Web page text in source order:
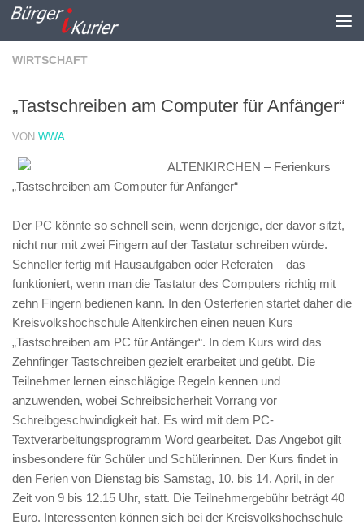
Zum Inhalt springen
WIRTSCHAFT
„Tastschreiben am Computer für Anfänger“
VON WWA
ALTENKIRCHEN – Ferienkurs
„Tastschreiben am Computer für Anfänger“ –
Der PC könnte so schnell sein, wenn derjenige, der davor sitzt,
nicht nur mit zwei Fingern auf der Tastatur schreiben würde.
Schneller fertig mit Hausaufgaben oder Referaten – das
funktioniert, wenn man die Tastatur des Computers richtig mit
zehn Fingern bedienen kann. In den Osterferien startet daher die
Kreisvolkshochschule Altenkirchen einen neuen Kurs
„Tastschreiben am PC für Anfänger“. In dem Kurs wird das
Zehnfinger Tastschreiben gezielt erarbeitet und geübt. Die
Teilnehmer lernen einschlägige Regeln kennen und
anzuwenden, wobei Schreibsicherheit Vorrang vor
Schreibgeschwindigkeit hat. Es wird mit dem PC-
Textverarbeitungsprogramm Word gearbeitet. Das Angebot gilt
insbesondere für Schüler und Schülerinnen. Der Kurs findet in
den Ferien von Dienstag bis Samstag, 10. bis 14. April, in der
Zeit von 9 bis 12.15 Uhr, statt. Die Teilnehmergebühr beträgt 40
Euro. Interessenten können sich bei der Kreisvolkshochschule